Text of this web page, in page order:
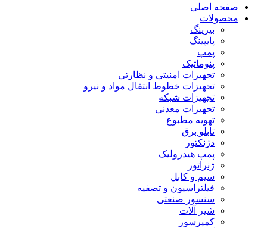
صفحه اصلی
محصولات
بیرینگ
پایپینگ
پمپ
پنوماتیک
تجهیزات امنیتی و نظارتی
تجهیزات خطوط انتقال مواد و نیرو
تجهیزات شبکه
تجهیزات معدنی
تهویه مطبوع
تابلو برق
دژنکتور
پمپ هیدرولیک
ژنراتور
سیم و کابل
فیلتراسیون و تصفیه
سنسور صنعتی
شیر آلات
کمپرسور